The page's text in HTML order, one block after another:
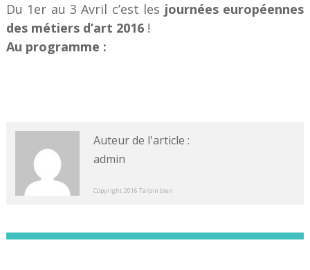
Du 1er au 3 Avril c’est les journées européennes
des métiers d’art 2016!
Au programme :
Auteur de l'article :
admin
Copyright 2016 Tarpin bien